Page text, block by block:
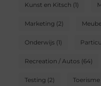
Kunst en Kitsch (1)
Marketing (2)
Onderwijs (1)
Recreation / Autos (64)
Testing (2) Toerisme